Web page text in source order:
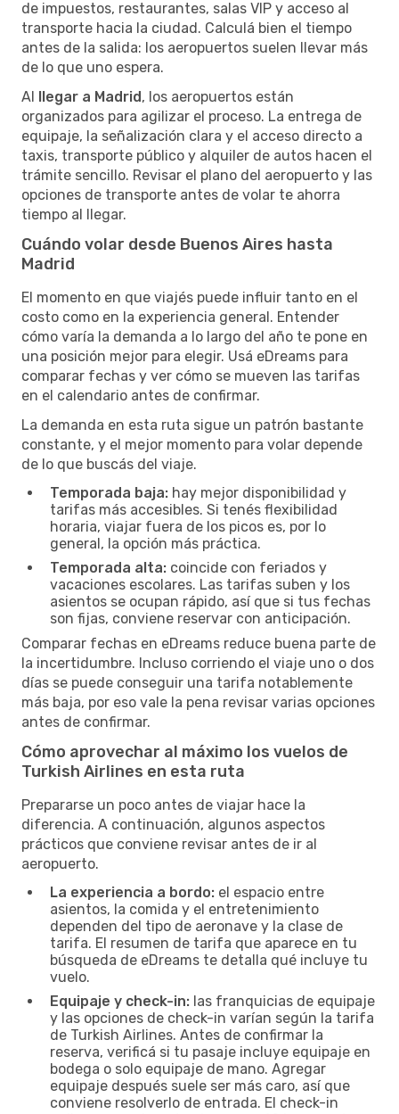
de impuestos, restaurantes, salas VIP y acceso al
transporte hacia la ciudad. Calculá bien el tiempo
antes de la salida: los aeropuertos suelen llevar más
de lo que uno espera.
Al llegar a Madrid, los aeropuertos están
organizados para agilizar el proceso. La entrega de
equipaje, la señalización clara y el acceso directo a
taxis, transporte público y alquiler de autos hacen el
trámite sencillo. Revisar el plano del aeropuerto y las
opciones de transporte antes de volar te ahorra
tiempo al llegar.
Cuándo volar desde Buenos Aires hasta
Madrid
El momento en que viajés puede influir tanto en el
costo como en la experiencia general. Entender
cómo varía la demanda a lo largo del año te pone en
una posición mejor para elegir. Usá eDreams para
comparar fechas y ver cómo se mueven las tarifas
en el calendario antes de confirmar.
La demanda en esta ruta sigue un patrón bastante
constante, y el mejor momento para volar depende
de lo que buscás del viaje.
Temporada baja: hay mejor disponibilidad y
tarifas más accesibles. Si tenés flexibilidad
horaria, viajar fuera de los picos es, por lo
general, la opción más práctica.
Temporada alta: coincide con feriados y
vacaciones escolares. Las tarifas suben y los
asientos se ocupan rápido, así que si tus fechas
son fijas, conviene reservar con anticipación.
Comparar fechas en eDreams reduce buena parte de
la incertidumbre. Incluso corriendo el viaje uno o dos
días se puede conseguir una tarifa notablemente
más baja, por eso vale la pena revisar varias opciones
antes de confirmar.
Cómo aprovechar al máximo los vuelos de
Turkish Airlines en esta ruta
Prepararse un poco antes de viajar hace la
diferencia. A continuación, algunos aspectos
prácticos que conviene revisar antes de ir al
aeropuerto.
La experiencia a bordo: el espacio entre
asientos, la comida y el entretenimiento
dependen del tipo de aeronave y la clase de
tarifa. El resumen de tarifa que aparece en tu
búsqueda de eDreams te detalla qué incluye tu
vuelo.
Equipaje y check-in: las franquicias de equipaje
y las opciones de check-in varían según la tarifa
de Turkish Airlines. Antes de confirmar la
reserva, verificá si tu pasaje incluye equipaje en
bodega o solo equipaje de mano. Agregar
equipaje después suele ser más caro, así que
conviene resolverlo de entrada. El check-in